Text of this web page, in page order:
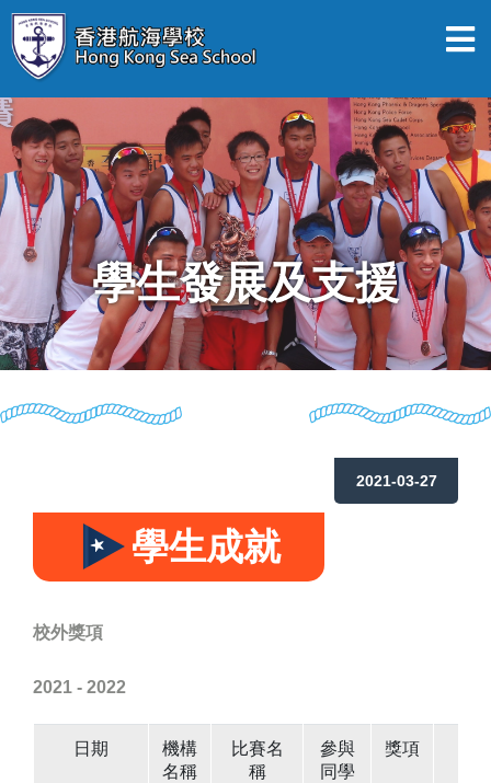
學生發展及支援
2021-03-27
學生成就
校外獎項
2021 - 2022
日期
機構
名稱
比賽名
稱
參與
同學
獎項